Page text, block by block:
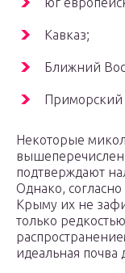
Кавказ;
Ближний
Приморский
Некоторые
подтверждают
Однако,
Крыму их не
только
идеальная почва